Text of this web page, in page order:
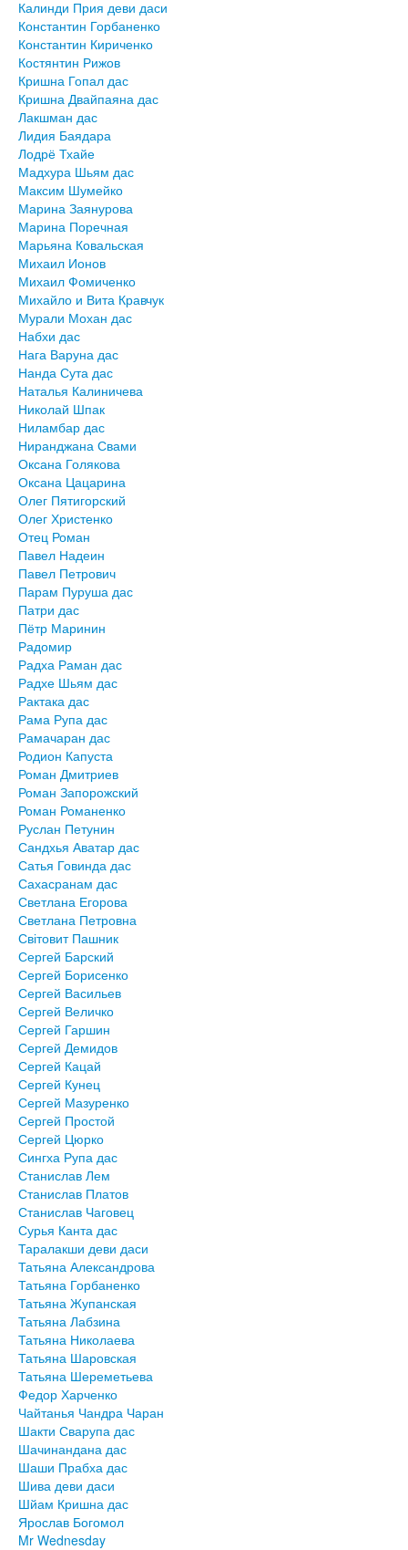
Калинди Прия деви даси
Константин Горбаненко
Константин Кириченко
Костянтин Рижов
Кришна Гопал дас
Кришна Двайпаяна дас
Лакшман дас
Лидия Баядара
Лодрё Тхайе
Мадхура Шьям дас
Максим Шумейко
Марина Заянурова
Марина Поречная
Марьяна Ковальская
Михаил Ионов
Михаил Фомиченко
Михайло и Вита Кравчук
Мурали Мохан дас
Набхи дас
Нага Варуна дас
Нанда Сута дас
Наталья Калиничева
Николай Шпак
Ниламбар дас
Ниранджана Свами
Оксана Голякова
Оксана Цацарина
Олег Пятигорский
Олег Христенко
Отец Роман
Павел Надеин
Павел Петрович
Парам Пуруша дас
Патри дас
Пётр Маринин
Радомир
Радха Раман дас
Радхе Шьям дас
Рактака дас
Рама Рупа дас
Рамачаран дас
Родион Капуста
Роман Дмитриев
Роман Запорожский
Роман Романенко
Руслан Петунин
Сандхья Аватар дас
Сатья Говинда дас
Сахасранам дас
Светлана Егорова
Светлана Петровна
Світовит Пашник
Сергей Барский
Сергей Борисенко
Сергей Васильев
Сергей Величко
Сергей Гаршин
Сергей Демидов
Сергей Кацай
Сергей Кунец
Сергей Мазуренко
Сергей Простой
Сергей Цюрко
Сингха Рупа дас
Станислав Лем
Станислав Платов
Станислав Чаговец
Сурья Канта дас
Таралакши деви даси
Татьяна Александрова
Татьяна Горбаненко
Татьяна Жупанская
Татьяна Лабзина
Татьяна Николаева
Татьяна Шаровская
Татьяна Шереметьева
Федор Харченко
Чайтанья Чандра Чаран
Шакти Сварупа дас
Шачинандана дас
Шаши Прабха дас
Шива деви даси
Шйам Кришна дас
Ярослав Богомол
Mr Wednesday